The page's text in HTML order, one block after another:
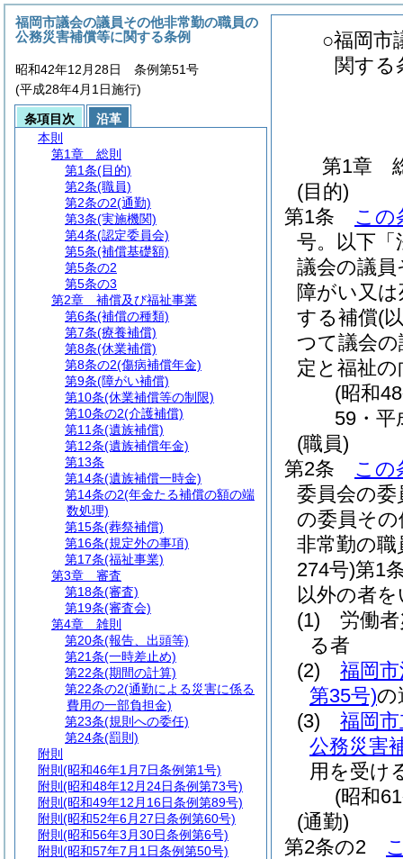
○福岡市
関する
第1章
(目的)
第1条
この
号。以下「
議会の議
障がい又
する補償(
つて議会
定と福祉
(昭和
59・平
(職員)
第2条
この
委員会の委
の委員そ
非常勤の職
274号)第1
以外の者
(1)
労働
る者
(2)
福岡
第35号)の
(3)
福岡
公務災害
用を受け
(昭和
(通勤)
第2条の2
福岡市議会の議員その他非常勤の職員の
公務災害補償等に関する条例
昭和42年12月28日 条例第51号
(平成28年4月1日施行)
条項目次
沿革
本則
第1章
総則
第1条(目的)
第2条(職員)
第2条の2(通勤)
第3条(実施機関)
第4条(認定委員会)
第5条(補償基礎額)
第5条の2
第5条の3
第2章
補償及び福祉事業
第6条(補償の種類)
第7条(療養補償)
第8条(休業補償)
第8条の2(傷病補償年金)
第9条(障がい補償)
第10条(休業補償等の制限)
第10条の2(介護補償)
第11条(遺族補償)
第12条(遺族補償年金)
第13条
第14条(遺族補償一時金)
第14条の2(年金たる補償の額の端
数処理)
第15条(葬祭補償)
第16条(規定外の事項)
第17条(福祉事業)
第3章
審査
第18条(審査)
第19条(審査会)
第4章
雑則
第20条(報告、出頭等)
第21条(一時差止め)
第22条(期間の計算)
第22条の2(通勤による災害に係る
費用の一部負担金)
第23条(規則への委任)
第24条(罰則)
附則
附則 (昭和46年1月7日条例第1号)
附則 (昭和48年12月24日条例第73号)
附則 (昭和49年12月16日条例第89号)
附則 (昭和52年6月27日条例第60号)
附則 (昭和56年3月30日条例第6号)
附則 (昭和57年7月1日条例第50号)